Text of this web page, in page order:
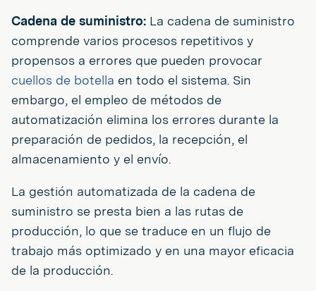
Cadena de suministro: La cadena de suministro
comprende varios procesos repetitivos y
propensos a errores que pueden provocar
cuellos de botella en todo el sistema. Sin
embargo, el empleo de métodos de
automatización elimina los errores durante la
preparación de pedidos, la recepción, el
almacenamiento y el envío.
La gestión automatizada de la cadena de
suministro se presta bien a las rutas de
producción, lo que se traduce en un flujo de
trabajo más optimizado y en una mayor eficacia
de la producción.